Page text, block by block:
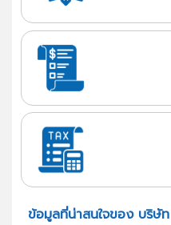
ข้อมูลที่น่าสนใจของ บริษั